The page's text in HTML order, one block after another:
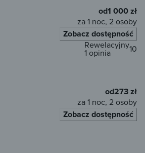
od1 000 zł
za 1 noc, 2 osoby
Zobacz dostępność
10
Rewelacyjny
1 opinia
od273 zł
za 1 noc, 2 osoby
Zobacz dostępność